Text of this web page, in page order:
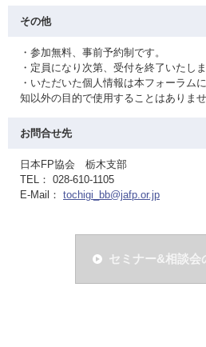
その他
・参加無料、事前予約制です。
・定員になり次第、受付を終了いたしま
・いただいた個人情報は本フォーラム
知以外の目的で使用することはありませ
お問合せ先
日本FP協会 栃木支部
TEL： 028-610-1105
E-Mail： tochigi_bb@jafp.or.jp
セミナー&相談会